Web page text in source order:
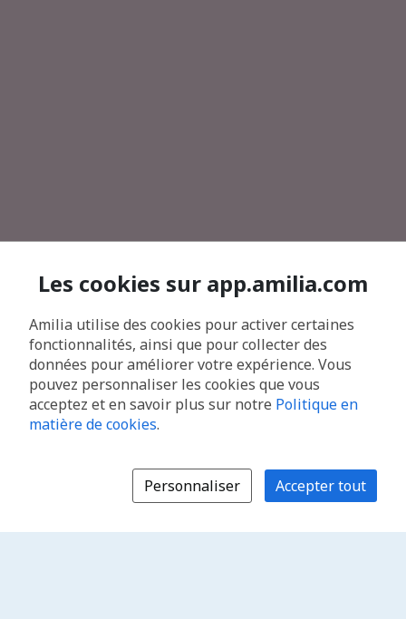
Les cookies sur app.amilia.com
Amilia utilise des cookies pour activer certaines
fonctionnalités, ainsi que pour collecter des
données pour améliorer votre expérience. Vous
pouvez personnaliser les cookies que vous
acceptez et en savoir plus sur notre Politique en
matière de cookies.
Personnaliser Accepter tout